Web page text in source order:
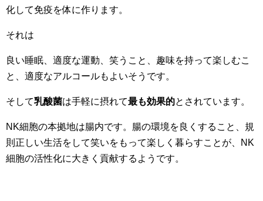
化して免疫を体に作ります。
それは
良い睡眠、適度な運動、笑うこと、趣味を持って楽しむこ
と、適度なアルコールもよいそうです。
そして乳酸菌は手軽に摂れて最も効果的とされています。
NK細胞の本拠地は腸内です。腸の環境を良くすること、規
則正しい生活をして笑いをもって楽しく暮らすことが、NK
細胞の活性化に大きく貢献するようです。